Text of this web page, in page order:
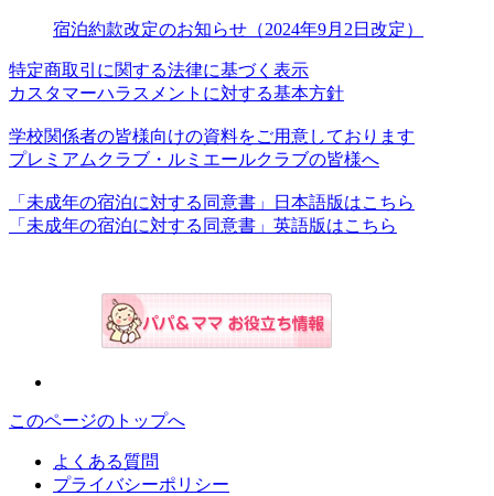
宿泊約款改定のお知らせ（2024年9月2日改定）
特定商取引に関する法律に基づく表示
カスタマーハラスメントに対する基本方針
学校関係者の皆様向けの資料をご用意しております
プレミアムクラブ・ルミエールクラブの皆様へ
「未成年の宿泊に対する同意書」日本語版はこちら
「未成年の宿泊に対する同意書」英語版はこちら
このページのトップへ
よくある質問
プライバシーポリシー